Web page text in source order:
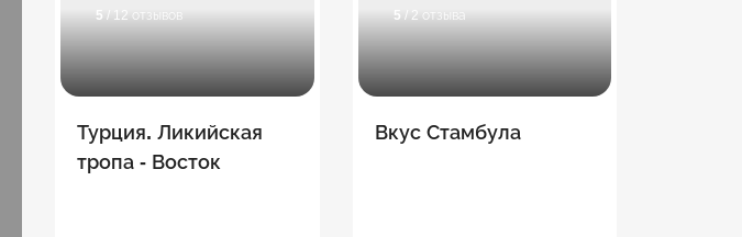
5 / 12 отзывов
Турция. Ликийская
тропа - Восток
5 / 2 отзыва
Вкус Стамбула